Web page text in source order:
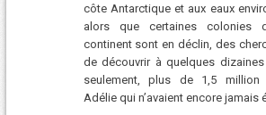
côte Antarctique et aux eaux
alors que certaines colonies
continent sont en déclin, des
de découvrir à quelques
seulement, plus de 1,5 million
Adélie qui n’avaient encore jamais